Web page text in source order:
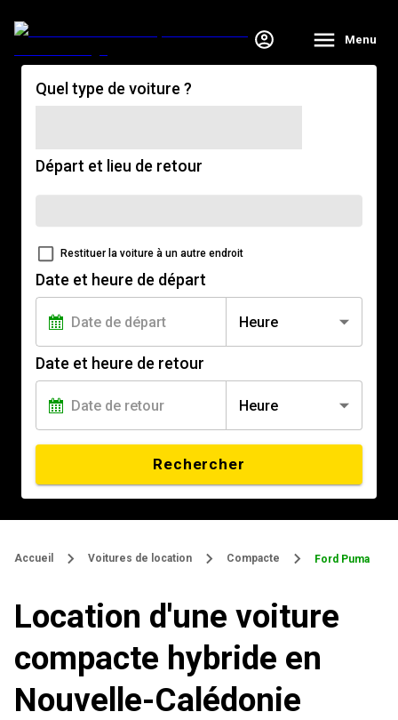
Menu
Quel type de voiture ?
Départ et lieu de retour
Restituer la voiture à un autre endroit
Date et heure de départ
Heure
Date et heure de retour
Heure
Rechercher
Accueil Voitures de location Compacte Ford Puma
Location d'une voiture
compacte hybride en
Nouvelle-Calédonie